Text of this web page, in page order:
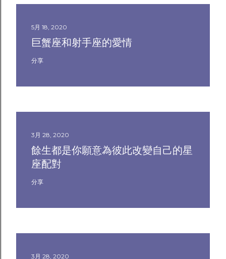
5月 18, 2020
巨蟹座和射手座的愛情
分享
3月 28, 2020
餘生都是你願意為彼此改變自己的星
座配對
分享
3月 28, 2020